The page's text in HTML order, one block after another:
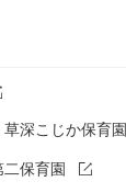
深こじか保育園
保育園